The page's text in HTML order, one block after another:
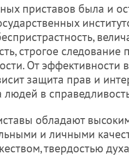
приставов была и
строгое
От эффективности
защита прав и
людей в
обладают
и личными
твердостью